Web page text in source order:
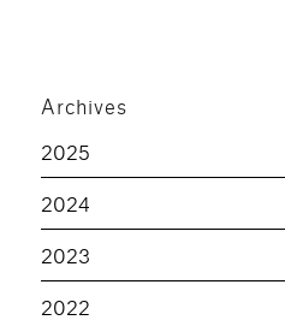
Archives
2025
2024
2023
2022